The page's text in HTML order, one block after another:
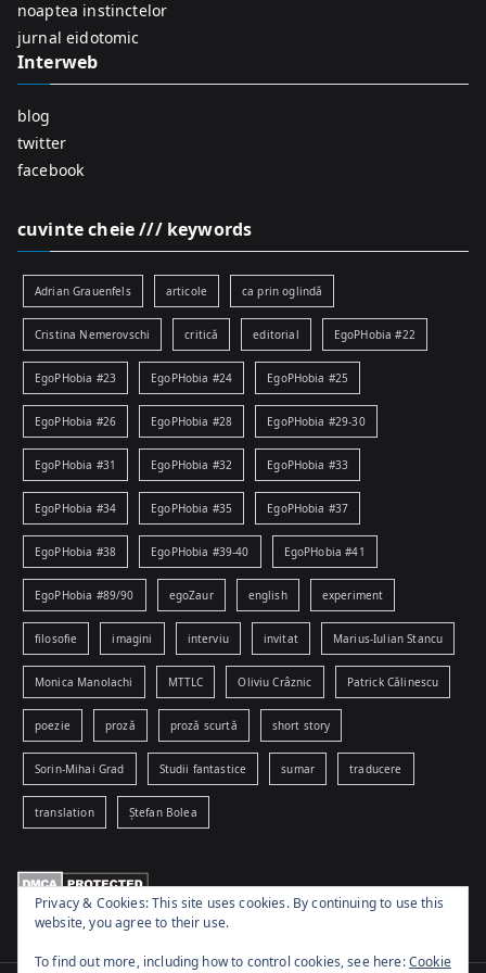
noaptea instinctelor
jurnal eidotomic
Interweb
blog
twitter
facebook
cuvinte cheie /// keywords
Adrian Grauenfels articole ca prin oglindă
Cristina Nemerovschi critică editorial EgoPHobia #22
EgoPHobia #23 EgoPHobia #24 EgoPHobia #25
EgoPHobia #26 EgoPHobia #28 EgoPHobia #29-30
EgoPHobia #31 EgoPHobia #32 EgoPHobia #33
EgoPHobia #34 EgoPHobia #35 EgoPHobia #37
EgoPHobia #38 EgoPHobia #39-40 EgoPHobia #41
EgoPHobia #89/90 egoZaur english experiment
filosofie imagini interviu invitat Marius-Iulian Stancu
Monica Manolachi MTTLC Oliviu Crâznic Patrick Călinescu
poezie proză proză scurtă short story
Sorin-Mihai Grad Studii fantastice sumar traducere
translation Ștefan Bolea
Privacy & Cookies: This site uses cookies. By continuing to use this
website, you agree to their use.
To find out more, including how to control cookies, see here:Cookie